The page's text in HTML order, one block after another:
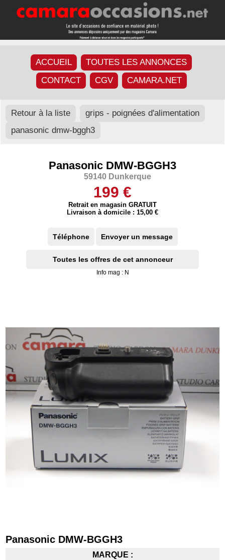
ACCUEIL
TOUTES LES ANNONCES
CONTACT
CGV CAMARA.NET
Retour à la liste
grips - poignées d'alimentation
panasonic dmw-bggh3
Panasonic DMW-BGGH3
59140 Dunkerque
199 €
Retrait en magasin GRATUIT
Livraison à domicile : 15,00 €
Téléphone Envoyer un message
Toutes les offres de cet annonceur
Info mag : N
Panasonic DMW-BGGH3
MARQUE :